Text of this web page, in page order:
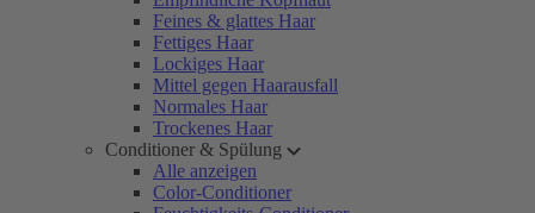
Feines & glattes Haar
Fettiges Haar
Lockiges Haar
Mittel gegen Haarausfall
Normales Haar
Trockenes Haar
Conditioner & Spülung
Alle anzeigen
Color-Conditioner